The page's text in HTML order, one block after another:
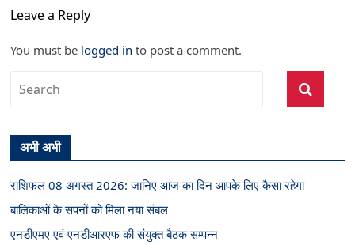
Leave a Reply
You must be logged in to post a comment.
अभी अभी
राशिफल 08 अगस्त 2026: जानिए आज का दिन आपके लिए कैसा रहेगा
बालिकाओं के सपनों को मिला नया संबल
एनडीएमए एवं एनडीआरएफ की संयुक्त बैठक सम्पन्न